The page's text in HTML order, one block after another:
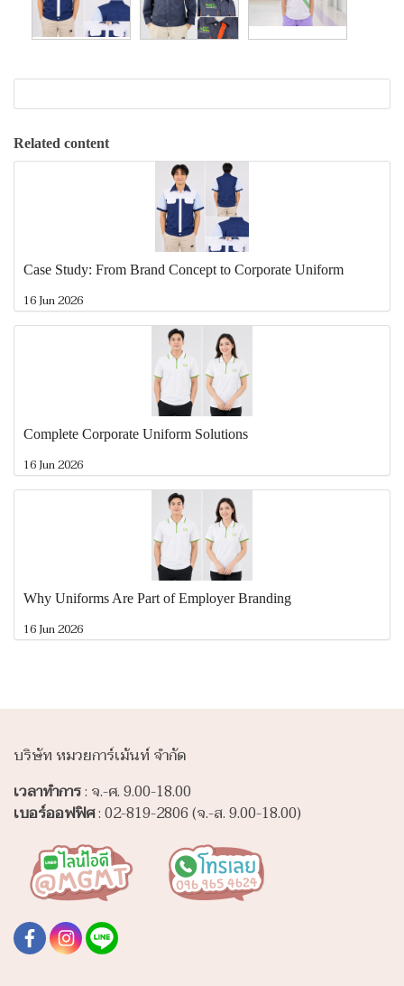
Related content
Case Study: From Brand Concept to Corporate Uniform
16 Jun 2026
Complete Corporate Uniform Solutions
16 Jun 2026
Why Uniforms Are Part of Employer Branding
16 Jun 2026
บริษัท หมวยการ์เม้นท์ จำกัด
เวลาทำการ: จ.-ศ. 9.00-18.00
เบอร์ออฟฟิศ: 02-819-2806 (จ.-ส. 9.00-18.00)